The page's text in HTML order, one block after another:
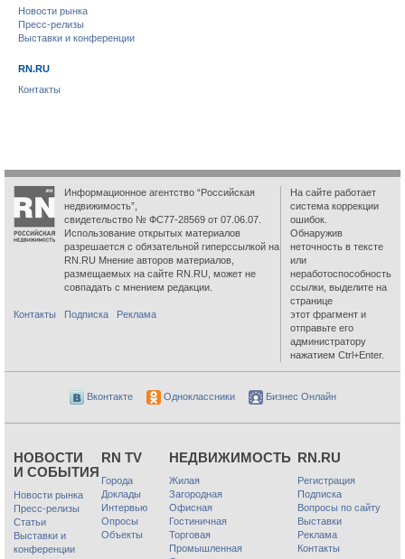
Новости рынка
Пресс-релизы
Выставки и конференции
RN.RU
Контакты
Информационное агентство “Российская
недвижимость”,
свидетельство № ФС77-28569 от 07.06.07.
Использование открытых материалов
разрешается с обязательной гиперссылкой на
RN.RU Мнение авторов материалов,
размещаемых на сайте RN.RU, может не
совпадать с мнением редакции.
Контакты Подписка Реклама
На сайте работает
система коррекции
ошибок.
Обнаружив
неточность в тексте
или
неработоспособность
ссылки, выделите на
странице
этот фрагмент и
отправьте его
администратору
нажатием Ctrl+Enter.
Вконтакте Одноклассники Бизнес Онлайн
НОВОСТИ
И СОБЫТИЯ
Новости рынка
Пресс-релизы
Статьи
Выставки и
конференции
RN TV
Города
Доклады
Интервью
Опросы
Объекты
НЕДВИЖИМОСТЬ
Жилая
Загородная
Офисная
Гостиничная
Торговая
Промышленная
RN.RU
Регистрация
Подписка
Вопросы по сайту
Выставки
Реклама
Контакты